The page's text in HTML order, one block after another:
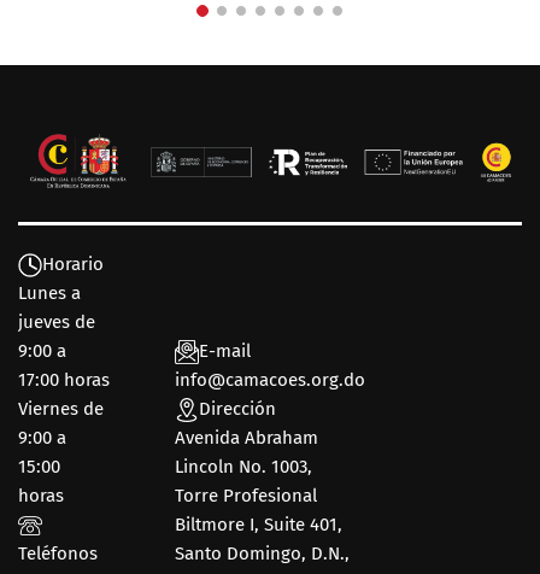
Horario
Lunes a
jueves de
9:00 a
17:00 horas
Viernes de
9:00 a
15:00
horas
Teléfonos
E-mail
info@camacoes.org.do
Dirección
Avenida Abraham
Lincoln No. 1003,
Torre Profesional
Biltmore I, Suite 401,
Santo Domingo, D.N.,